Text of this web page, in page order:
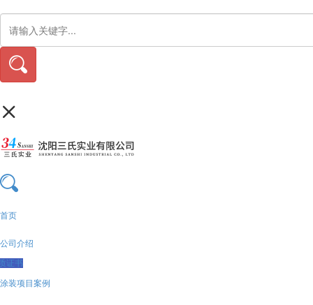
首页
公司介绍
证书
涂装项目案例